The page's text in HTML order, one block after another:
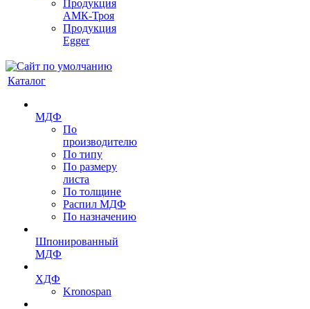
Продукция
АМК-Троя
Продукция
Egger
Каталог
МДФ
По
производителю
По типу
По размеру
листа
По толщине
Распил МДФ
По назначению
Шпонированный
МДФ
ХДФ
Kronospan